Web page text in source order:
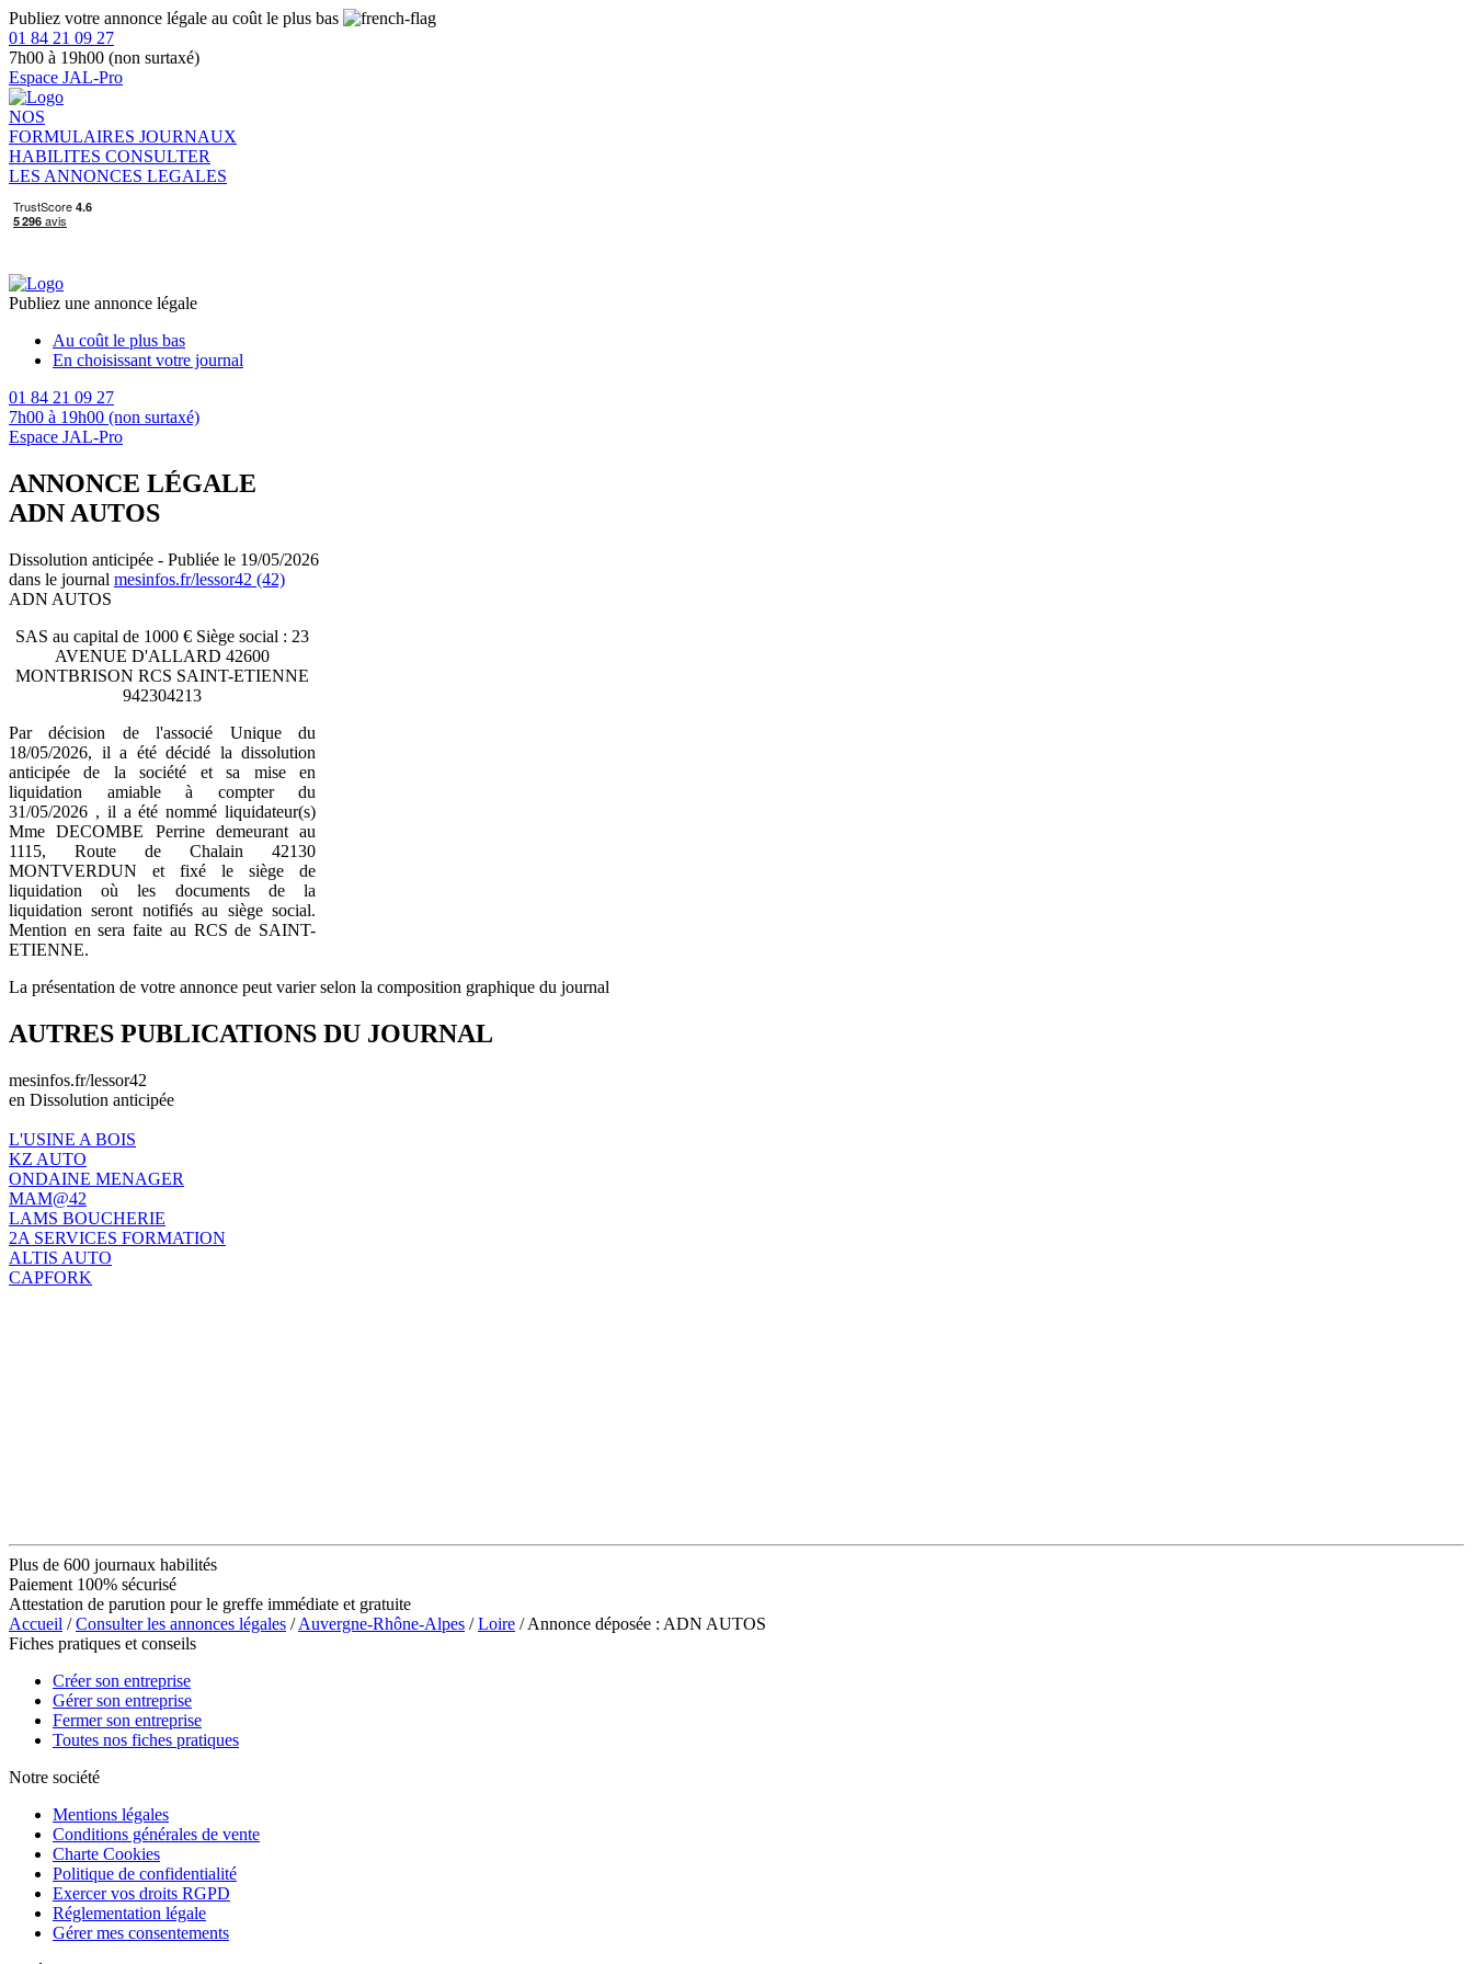
Publiez votre annonce légale au coût le plus bas
01 84 21 09 27
7h00 à 19h00 (non surtaxé)
Espace JAL-Pro
NOS
FORMULAIRES JOURNAUX
HABILITES CONSULTER
LES ANNONCES LEGALES
Publiez une annonce légale
Au coût le plus bas
En choisissant votre journal
01 84 21 09 27
7h00 à 19h00 (non surtaxé)
Espace JAL-Pro
ANNONCE LÉGALE
ADN AUTOS
Dissolution anticipée - Publiée le 19/05/2026
dans le journal mesinfos.fr/lessor42 (42)
ADN AUTOS
SAS au capital de 1000 € Siège social : 23
AVENUE D'ALLARD 42600
MONTBRISON RCS SAINT-ETIENNE
942304213
Par décision de l'associé Unique du
18/05/2026, il a été décidé la dissolution
anticipée de la société et sa mise en
liquidation amiable à compter du
31/05/2026 , il a été nommé liquidateur(s)
Mme DECOMBE Perrine demeurant au
1115, Route de Chalain 42130
MONTVERDUN et fixé le siège de
liquidation où les documents de la
liquidation seront notifiés au siège social.
Mention en sera faite au RCS de SAINT-
ETIENNE.
La présentation de votre annonce peut varier selon la composition graphique du journal
AUTRES PUBLICATIONS DU JOURNAL
mesinfos.fr/lessor42
en Dissolution anticipée
L'USINE A BOIS
KZ AUTO
ONDAINE MENAGER
MAM@42
LAMS BOUCHERIE
2A SERVICES FORMATION
ALTIS AUTO
CAPFORK
Plus de 600 journaux habilités
Paiement 100% sécurisé
Attestation de parution pour le greffe immédiate et gratuite
Accueil /Consulter les annonces légales /Auvergne-Rhône-Alpes /Loire / Annonce déposée : ADN AUTOS
Fiches pratiques et conseils
Créer son entreprise
Gérer son entreprise
Fermer son entreprise
Toutes nos fiches pratiques
Notre société
Mentions légales
Conditions générales de vente
Charte Cookies
Politique de confidentialité
Exercer vos droits RGPD
Réglementation légale
Gérer mes consentements